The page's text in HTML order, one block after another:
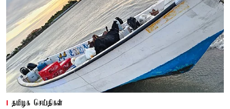
தமிழக செய்திகள்